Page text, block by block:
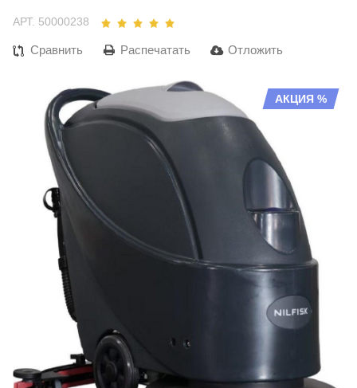
АРТ. 50000238
Сравнить Распечатать Отложить
АКЦИЯ %